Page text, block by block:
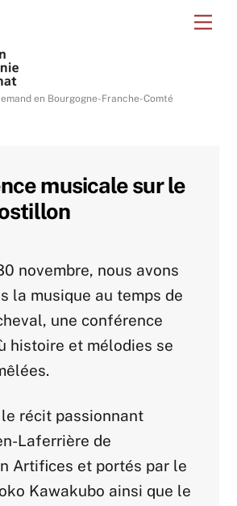
en Bourgogne-Franche-Comté
musicale sur le
novembre, nous avons
la musique au temps de
une conférence
histoire et mélodies se
récit passionnant
Laferrière de
Artifices et portés par le
Kawakubo ainsi que le